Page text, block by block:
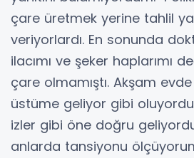
çare üretmek yerine tahlil
veriyorlardı. En sonunda
ilacımı ve şeker haplarımı
çare olmamıştı. Akşam
üstüme geliyor gibi
izler gibi öne doğru
anlarda tansiyonu